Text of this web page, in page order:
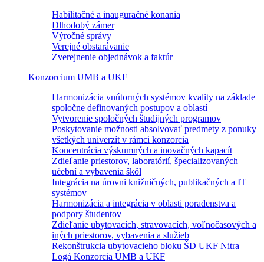
Habilitačné a inauguračné konania
Dlhodobý zámer
Výročné správy
Verejné obstarávanie
Zverejnenie objednávok a faktúr
Konzorcium UMB a UKF
Harmonizácia vnútorných systémov kvality na základe
spoločne definovaných postupov a oblastí
Vytvorenie spoločných študijných programov
Poskytovanie možnosti absolvovať predmety z ponuky
všetkých univerzít v rámci konzorcia
Koncentrácia výskumných a inovačných kapacít
Zdieľanie priestorov, laboratórií, špecializovaných
učební a vybavenia škôl
Integrácia na úrovni knižničných, publikačných a IT
systémov
Harmonizácia a integrácia v oblasti poradenstva a
podpory študentov
Zdieľanie ubytovacích, stravovacích, voľnočasových a
iných priestorov, vybavenia a služieb
Rekonštrukcia ubytovacieho bloku ŠD UKF Nitra
Logá Konzorcia UMB a UKF